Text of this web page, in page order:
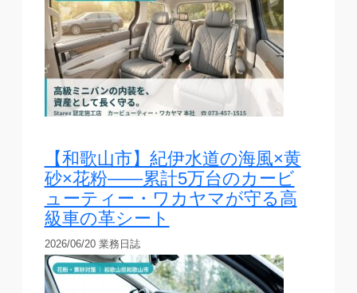
【和歌山市】紀伊水道の海風×黄
砂×花粉——累計5万台のカービ
ューティー・ワカヤマが守る高
級車の革シート
2026/06/20 業務日誌